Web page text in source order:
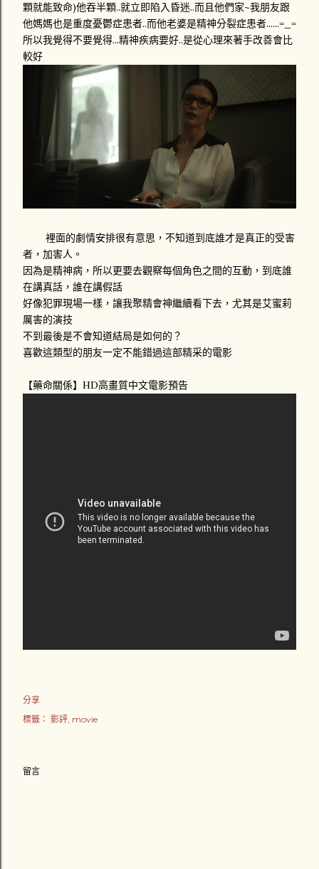
顆就能致命)他吞半顆..就立即陷入昏迷..而且他們家~我朋友跟
他媽媽也是重度憂鬱症患者..而他老婆是精神分裂症患者......=_=
所以我覺得不要覺得...精神疾病要好..是從心理來著手改善會比
較好
裡面的劇情安排很有意思，不知道到底誰才是真正的受害
者，加害人。
因為是精神病，所以更要去觀察每個角色之間的互動，到底誰
在講真話，誰在講假話
好像犯罪現場一樣，讓我聚精會神繼續看下去，尤其是艾蜜莉
厲害的演技
不到最後是不會知道結局是如何的？
喜歡這類型的朋友一定不能錯過這部精采的電影
【藥命關係】HD高畫質中文電影預告
分享
標籤： 影評 movie
留言